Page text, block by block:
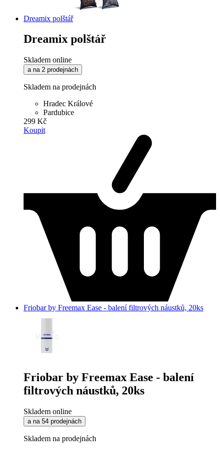
Dreamix polštář
Dreamix polštář
Skladem online
a na 2 prodejnách
Skladem na prodejnách
Hradec Králové
Pardubice
299 Kč
Koupit
Friobar by Freemax Ease - balení filtrových náustků, 20ks
Friobar by Freemax Ease - balení
filtrových náustků, 20ks
Skladem online
a na 54 prodejnách
Skladem na prodejnách